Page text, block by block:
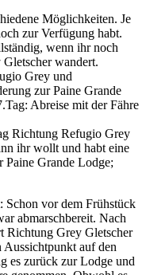
Möglichkeiten. Je
zur Verfügung habt.
wenn ihr noch
wandert.
Grey und
zur Paine Grande
Abreise mit der Fähre
Richtung Refugio Grey
ihr wollt und habt eine
Paine Grande Lodge;
Schon vor dem Frühstück
abmarschbereit. Nach
Richtung Grey Gletscher
Aussichtpunkt auf den
es zurück zur Lodge und